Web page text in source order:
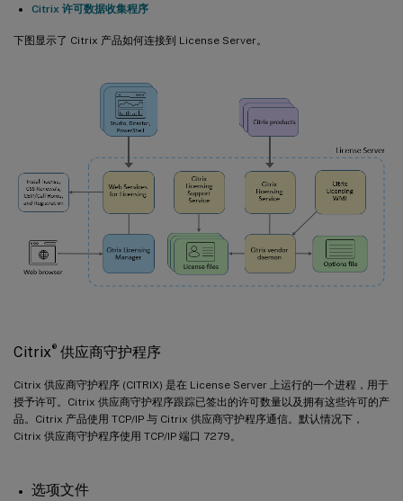
Citrix 许可数据收集程序
下图显示了 Citrix 产品如何连接到 License Server。
Citrix®供应商守护程序
Citrix 供应商守护程序 (CITRIX) 是在 License Server 上运行的一个进程，用于
授予许可。Citrix 供应商守护程序跟踪已签出的许可数量以及拥有这些许可的产
品。Citrix 产品使用 TCP/IP 与 Citrix 供应商守护程序通信。默认情况下，
Citrix 供应商守护程序使用 TCP/IP 端口 7279。
选项文件